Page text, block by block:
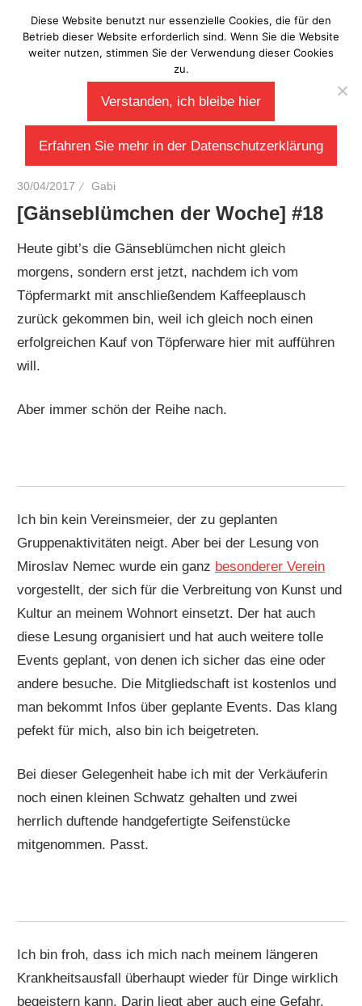
Inhalt
springen
Laberladen
30/04/2017 Gabi
[Gänseblümchen der Woche] #18
Heute gibt’s die Gänseblümchen nicht gleich
morgens, sondern erst jetzt, nachdem ich vom
Töpfermarkt mit anschließendem Kaffeeplausch
zurück gekommen bin, weil ich gleich noch einen
erfolgreichen Kauf von Töpferware hier mit aufführen
will.
Aber immer schön der Reihe nach.
Ich bin kein Vereinsmeier, der zu geplanten
Gruppenaktivitäten neigt. Aber bei der Lesung von
Miroslav Nemec wurde ein ganz besonderer Verein
vorgestellt, der sich für die Verbreitung von Kunst und
Kultur an meinem Wohnort einsetzt. Der hat auch
diese Lesung organisiert und hat auch weitere tolle
Events geplant, von denen ich sicher das eine oder
andere besuche. Die Mitgliedschaft ist kostenlos und
man bekommt Infos über geplante Events. Das klang
pefekt für mich, also bin ich beigetreten.
Bei dieser Gelegenheit habe ich mit der Verkäuferin
noch einen kleinen Schwatz gehalten und zwei
herrlich duftende handgefertigte Seifenstücke
mitgenommen. Passt.
Ich bin froh, dass ich mich nach meinem längeren
Krankheitsausfall überhaupt wieder für Dinge wirklich
begeistern kann. Darin liegt aber auch eine Gefahr.
Diese Website benutzt nur essenzielle Cookies, die für den
Betrieb dieser Website erforderlich sind. Wenn Sie die Website
weiter nutzen, stimmen Sie der Verwendung dieser Cookies
zu.
Verstanden, ich bleibe hier
Erfahren Sie mehr in der Datenschutzerklärung